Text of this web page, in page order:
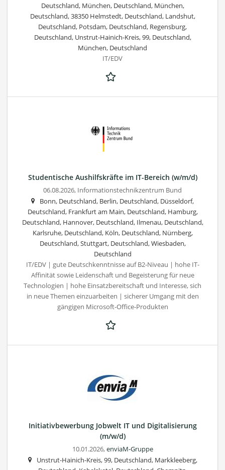
Deutschland, München, Deutschland, München,
Deutschland, 38350 Helmstedt, Deutschland, Landshut,
Deutschland, Potsdam, Deutschland, Regensburg,
Deutschland, Unstrut-Hainich-Kreis, 99, Deutschland,
München, Deutschland
IT/EDV
Studentische Aushilfskräfte im IT-Bereich (w/m/d)
06.08.2026, Informationstechnikzentrum Bund
Bonn, Deutschland, Berlin, Deutschland, Düsseldorf,
Deutschland, Frankfurt am Main, Deutschland, Hamburg,
Deutschland, Hannover, Deutschland, Ilmenau, Deutschland,
Karlsruhe, Deutschland, Köln, Deutschland, Nürnberg,
Deutschland, Stuttgart, Deutschland, Wiesbaden,
Deutschland
IT/EDV | gute Deutschkenntnisse auf B2-Niveau | hohe IT-
Affinität sowie Leidenschaft und Begeisterung für neue
Technologien | hohe Einsatzbereitschaft und Interesse, sich
in neue Themen einzuarbeiten | sicherer Umgang mit den
gängigen Microsoft-Office-Produkten
Initiativbewerbung Jobwelt IT und Digitalisierung
(m/w/d)
10.01.2026,enviaM-Gruppe
Unstrut-Hainich-Kreis, 99, Deutschland, Markkleeberg,